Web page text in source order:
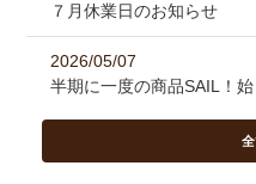
７月休業日のお知らせ
2026/05/07
半期に一度の商品SAIL！